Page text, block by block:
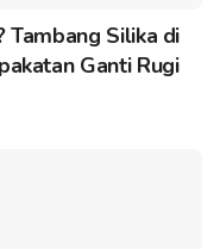
Tambang Silika di
Ganti Rugi